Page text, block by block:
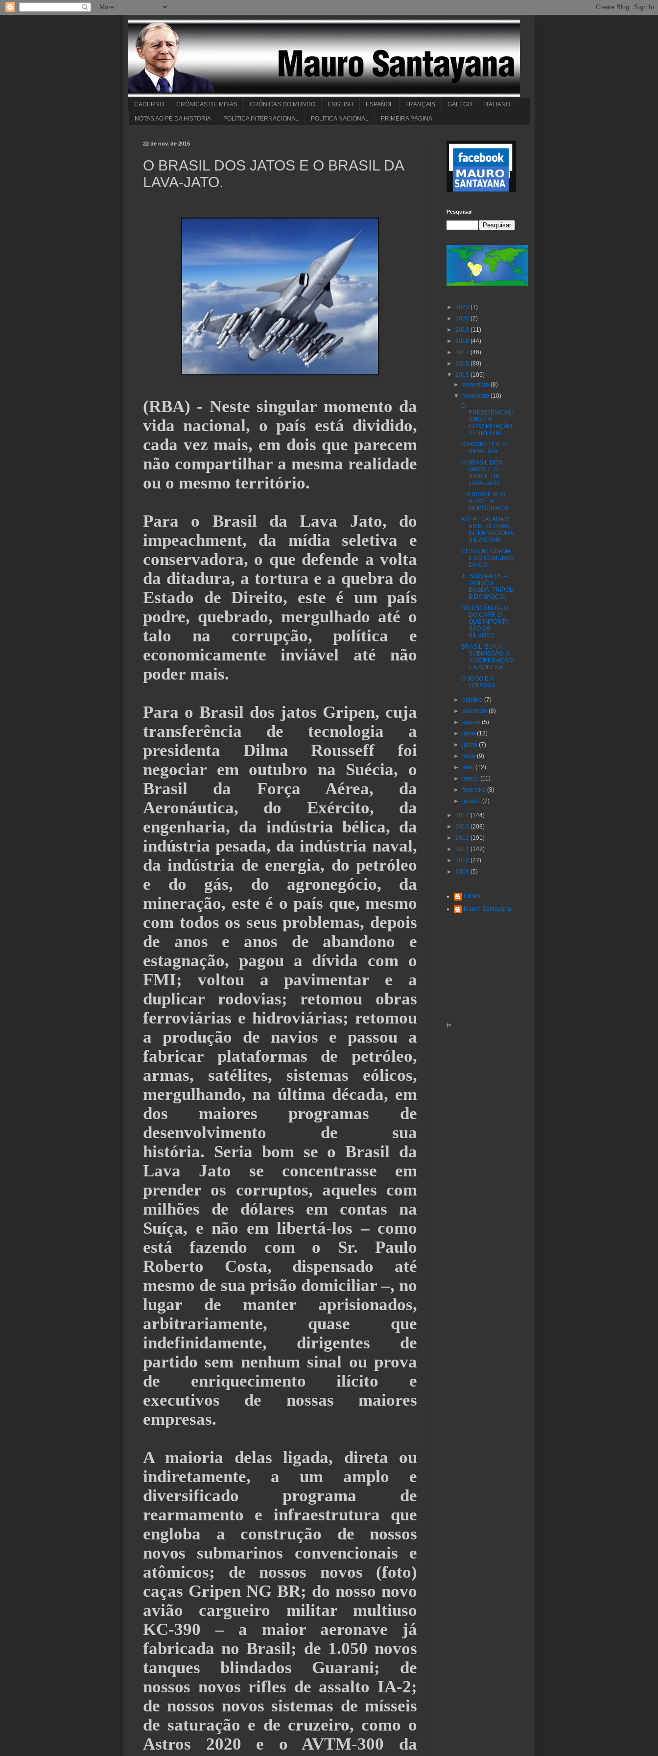
CADERNO CRÔNICAS DE MINAS CRÔNICAS DO MUNDO ENGLISH ESPAÑOL FRANÇAIS GALEGO ITALIANO
NOTAS AO PÉ DA HISTÓRIA POLÍTICA INTERNACIONAL POLÍTICA NACIONAL PRIMEIRA PÁGINA
22 de nov. de 2015
O BRASIL DOS JATOS E O BRASIL DA
LAVA-JATO.
(RBA) - Neste singular momento da
vida nacional, o país está dividido,
cada vez mais, em dois que parecem
não compartilhar a mesma realidade
ou o mesmo território.
Para o Brasil da Lava Jato, do
impeachment, da mídia seletiva e
conservadora, o que defende a volta
da ditadura, a tortura e a quebra do
Estado de Direito, este é um país
podre, quebrado, mergulhado até o
talo na corrupção, política e
economicamente inviável até não
poder mais.
Para o Brasil dos jatos Gripen, cuja
transferência de tecnologia a
presidenta Dilma Rousseff foi
negociar em outubro na Suécia, o
Brasil da Força Aérea, da
Aeronáutica, do Exército, da
engenharia, da indústria bélica, da
indústria pesada, da indústria naval,
da indústria de energia, do petróleo
e do gás, do agronegócio, da
mineração, este é o país que, mesmo
com todos os seus problemas, depois
de anos e anos de abandono e
estagnação, pagou a dívida com o
FMI; voltou a pavimentar e a
duplicar rodovias; retomou obras
ferroviárias e hidroviárias; retomou
a produção de navios e passou a
fabricar plataformas de petróleo,
armas, satélites, sistemas eólicos,
mergulhando, na última década, em
dos maiores programas de
desenvolvimento de sua
história.
Seria bom se o Brasil da
Lava Jato se concentrasse em
prender os corruptos, aqueles com
milhões de dólares em contas na
Suíça, e não em libertá-los – como
está fazendo com o Sr. Paulo
Roberto Costa, dispensado até
mesmo de sua prisão domiciliar –, no
lugar de manter aprisionados,
arbitrariamente, quase que
indefinidamente, dirigentes de
partido sem nenhum sinal ou prova
de enriquecimento ilícito e
executivos de nossas maiores
empresas.
A maioria delas ligada, direta ou
indiretamente, a um amplo e
diversificado programa de
rearmamento e infraestrutura que
engloba a construção de nossos
novos submarinos convencionais e
atômicos; de nossos novos (foto)
caças Gripen NG BR; do nosso novo
avião cargueiro militar multiuso
KC-390 – a maior aeronave já
fabricada no Brasil; de 1.050 novos
tanques blindados Guarani; de
nossos novos rifles de assalto IA-2;
de nossos novos sistemas de mísseis
de saturação e de cruzeiro, como o
Astros 2020 e o AVTM-300 da
Pesquisar
► 2023 (1)
► 2020 (2)
► 2019 (11)
► 2018 (44)
► 2017 (46)
► 2016 (80)
▼ 2015 (105)
►dezembro(8)
▼novembro(10)
O
PRESIDENCIALI
SMO E A
CONSPIRAÇÃO
VERMELHA.
O PORRETE E O
VIRA-LATA.
O BRASIL DOS
JATOS E O
BRASIL DA
LAVA-JATO.
EM BRASÍLIA, O
ALVO É A
DEMOCRACIA.
AS "PEDALADAS",
AS RESERVAS
INTERNACIONAI
S E A CPMF.
CLINTON, OBAMA
E OS COMUNAS
DA CIA.
JE SUIS PARIS – E
TAMBÉM
BAGDÁ, TRIPOLI
E DAMASCO.
NO ESCÂNDALO
DO CARF, O
QUE IMPORTA
SÃO OS
BILHÕES.
BRASIL-EUA: A
SUBMISSÃO, A
“COOPERAÇÃO”
E A SOBERA...
O JOGO E A
LITURGIA
►outubro(7)
►setembro(8)
►agosto(5)
►julho(13)
►junho(7)
►maio(9)
►abril(12)
►março(11)
►fevereiro(8)
►janeiro(7)
► 2014 (144)
► 2013 (208)
► 2012 (191)
► 2011 (142)
► 2010 (27)
► 2009 (5)
EBMS
Mauro Santayana
t>